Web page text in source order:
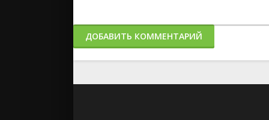
ДОБАВИТЬ КОММЕНТАРИЙ